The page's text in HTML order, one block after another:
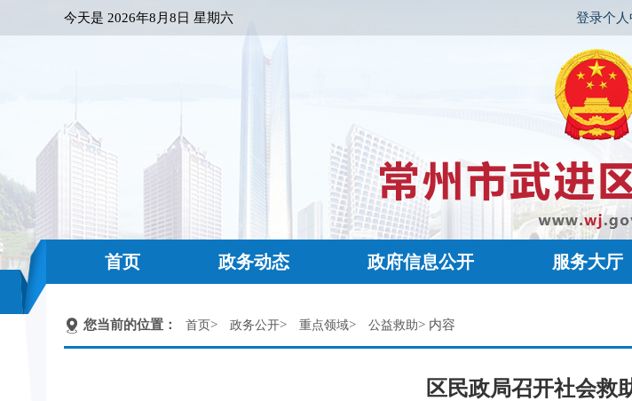
今天是 2026年8月8日 星期六 登录个人
首页 政务动态 政府信息公开 服务大厅
您当前的位置： 首页> 政务公开> 重点领域> 公益救助> 内容
区民政局召开社会救